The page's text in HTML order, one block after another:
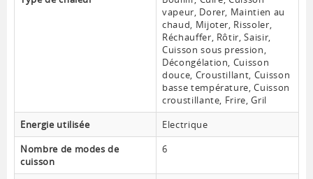
vapeur, Dorer, Maintien au
chaud, Mijoter, Rissoler,
Réchauffer, Rôtir, Saisir,
Cuisson sous pression,
Décongélation, Cuisson
douce, Croustillant, Cuisson
basse température, Cuisson
croustillante, Frire, Gril
Energie utilisée
Electrique
Nombre de modes de
cuisson
6